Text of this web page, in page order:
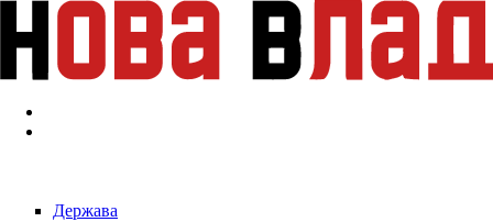
Перейти к основному содержанию
Держава